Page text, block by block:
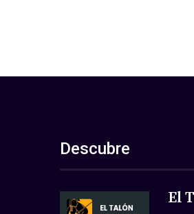
Descubre
El